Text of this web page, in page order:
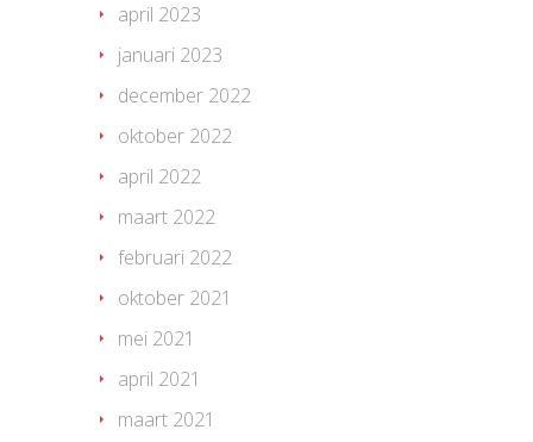
april 2023
januari 2023
december 2022
oktober 2022
april 2022
maart 2022
februari 2022
oktober 2021
mei 2021
april 2021
maart 2021